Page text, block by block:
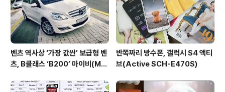
벤츠 역사상 ‘가장 값싼’ 보급형 벤
츠, B클래스 ‘B200’ 마이비(My
반쪽짜리 방수폰, 갤럭시 S4 액티
브(Active SCH-E470S)